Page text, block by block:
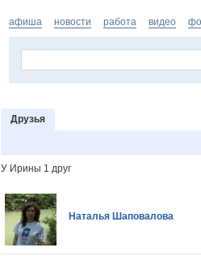
афиша новости работа видео
Друзья
У Ирины 1 друг
Наталья Шаповалова